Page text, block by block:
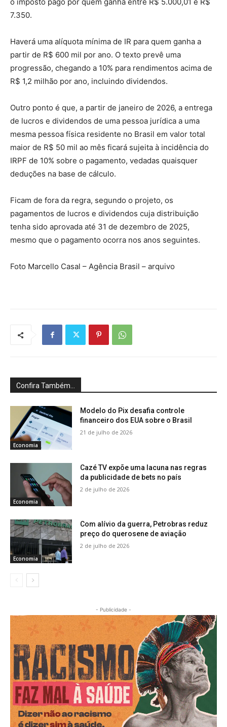
7.350.
Haverá uma alíquota mínima de IR para quem ganha a
partir de R$ 600 mil por ano. O texto prevê uma
progressão, chegando a 10% para rendimentos acima de
R$ 1,2 milhão por ano, incluindo dividendos.
Outro ponto é que, a partir de janeiro de 2026, a entrega
de lucros e dividendos de uma pessoa jurídica a uma
mesma pessoa física residente no Brasil em valor total
maior de R$ 50 mil ao mês ficará sujeita à incidência do
IRPF de 10% sobre o pagamento, vedadas quaisquer
deduções na base de cálculo.
Ficam de fora da regra, segundo o projeto, os
pagamentos de lucros e dividendos cuja distribuição
tenha sido aprovada até 31 de dezembro de 2025,
mesmo que o pagamento ocorra nos anos seguintes.
Foto Marcello Casal – Agência Brasil – arquivo
Confira Também...
Economia
Modelo do Pix desafia controle
financeiro dos EUA sobre o Brasil
21 de julho de 2026
Economia
Cazé TV expõe uma lacuna nas regras
da publicidade de bets no país
2 de julho de 2026
Economia
Com alívio da guerra, Petrobras reduz
preço do querosene de aviação
2 de julho de 2026
- Publicidade -